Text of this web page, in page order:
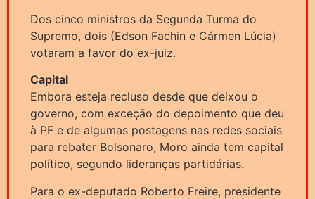
Dos cinco ministros da Segunda Turma do
Supremo, dois (Edson Fachin e Cármen Lúcia)
votaram a favor do ex-juiz.
Capital
Embora esteja recluso desde que deixou o
governo, com exceção do depoimento que deu
à PF e de algumas postagens nas redes sociais
para rebater Bolsonaro, Moro ainda tem capital
político, segundo lideranças partidárias.
Para o ex-deputado Roberto Freire, presidente